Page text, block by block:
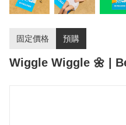
固定價格 預購
Wiggle Wiggle 🌼 |